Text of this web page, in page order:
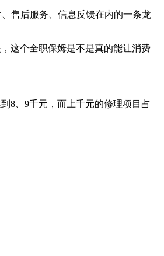
售后服务、信息反馈在内的一条龙
这个全职保姆是不是真的能让消费
8、9千元，而上千元的修理项目占